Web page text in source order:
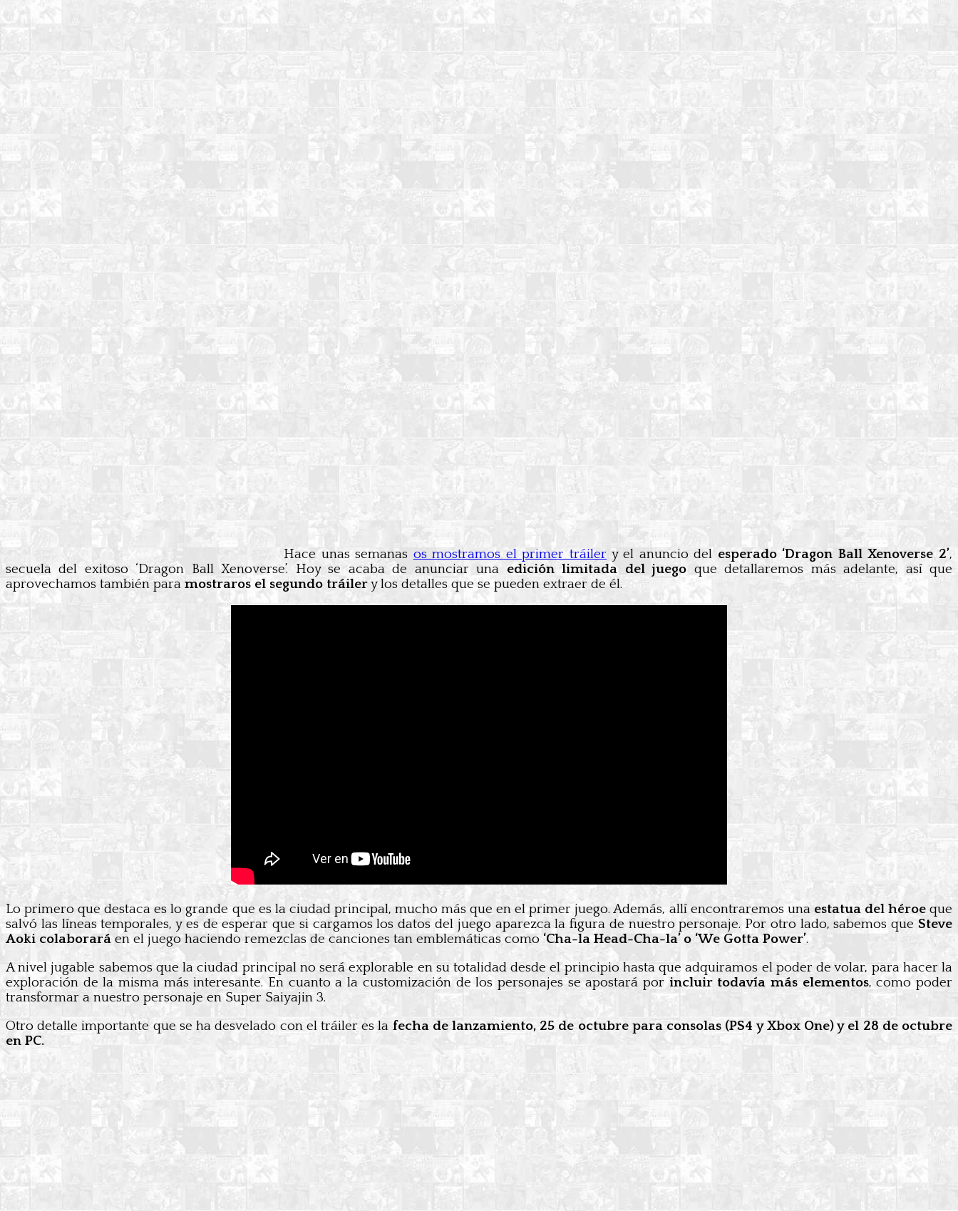
Hace unas semanas os mostramos el primer tráilery el anuncio del esperado ‘Dragon Ball Xenoverse 2’,
secuela del exitoso ‘Dragon Ball Xenoverse’. Hoy se acaba de anunciar una edición limitada del juego que detallaremos más adelante, así que
aprovechamos también para mostraros el segundo tráilery los detalles que se pueden extraer de él.
Lo primero que destaca es lo grande que es la ciudad principal, mucho más que en el primer juego. Además, allí encontraremos una estatua del héroeque
salvó las líneas temporales, y es de esperar que si cargamos los datos del juego aparezca la figura de nuestro personaje. Por otro lado, sabemos que Steve
Aoki colaborará en el juego haciendo remezclas de canciones tan emblemáticas como ‘Cha-la Head-Cha-la’ o ‘We Gotta Power’.
A nivel jugable sabemos que la ciudad principal no será explorable en su totalidad desde el principio hasta que adquiramos el poder de volar, para hacer la
exploración de la misma más interesante. En cuanto a la customización de los personajes se apostará por incluir todavía más elementos, como poder
transformar a nuestro personaje en Super Saiyajin 3.
Otro detalle importante que se ha desvelado con el tráiler es la fecha de lanzamiento, 25 de octubre para consolas (PS4 y Xbox One) y el 28 de octubre
en PC.